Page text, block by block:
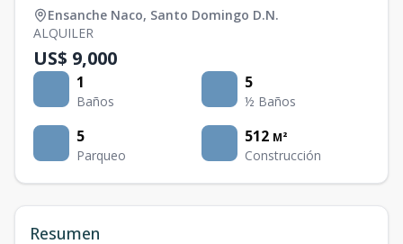
Ensanche Naco, Santo Domingo D.N.
ALQUILER
US$ 9,000
1
Baños
5
½ Baños
5
Parqueo
512 M²
Construcción
Resumen